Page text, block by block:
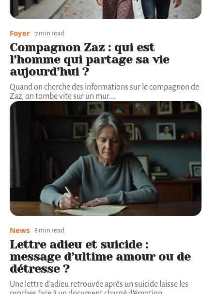
Foyer 7 min read
Compagnon Zaz : qui est
l’homme qui partage sa vie
aujourd’hui ?
Quand on cherche des informations sur le compagnon de
Zaz, on tombe vite sur un mur.…
News 8 min read
Lettre adieu et suicide :
message d’ultime amour ou de
détresse ?
Une lettre d'adieu retrouvée après un suicide laisse les